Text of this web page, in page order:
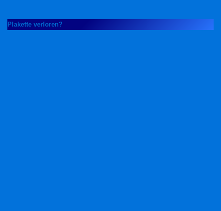
Plakette verloren?